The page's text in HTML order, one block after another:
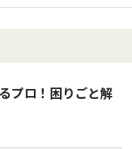
プロ！困りごと解